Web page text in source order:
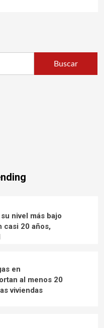
Buscar
nivel más bajo
casi 20 años,
en
al menos 20
viviendas